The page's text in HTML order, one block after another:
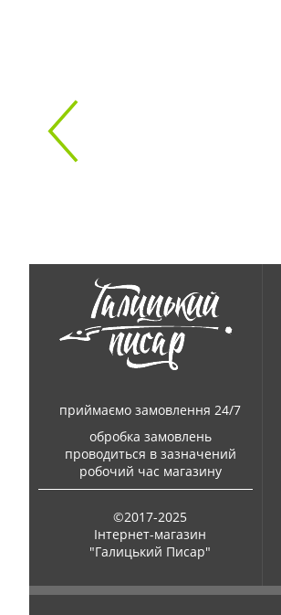
приймаємо замовлення 24/7
обробка замовлень
проводиться в зазначений
робочий час магазину
©2017-2025
Інтернет-магазин
"Галицький Писар"